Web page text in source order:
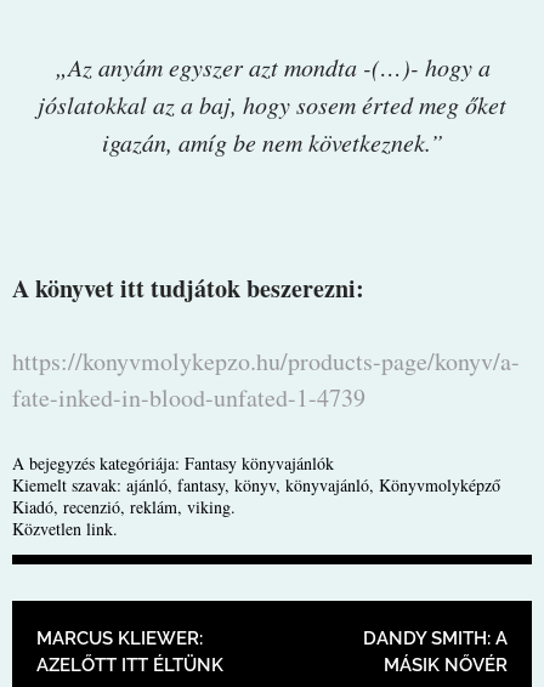
„Az anyám egyszer azt mondta -(…)- hogy a
jóslatokkal az a baj, hogy sosem érted meg őket
igazán, amíg be nem következnek.”
A könyvet itt tudjátok beszerezni:
https://konyvmolykepzo.hu/products-page/konyv/a-
fate-inked-in-blood-unfated-1-4739
A bejegyzés kategóriája: Fantasy könyvajánlók
Kiemelt szavak: ajánló, fantasy, könyv, könyvajánló, Könyvmolyképző
Kiadó, recenzió, reklám, viking.
Közvetlen link.
BEJEGYZÉS NAVIGÁCIÓ
MARCUS KLIEWER:
AZELŐTT ITT ÉLTÜNK
DANDY SMITH: A
MÁSIK NŐVÉR